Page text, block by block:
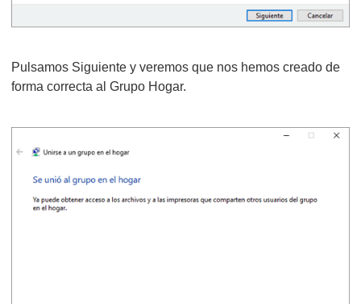
Pulsamos Siguiente y veremos que nos hemos creado de
forma correcta al Grupo Hogar.